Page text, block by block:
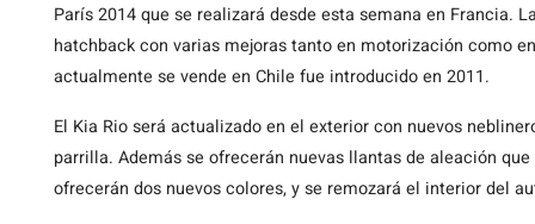
París 2014 que se realizará desde esta semana en Francia.
hatchback con varias mejoras tanto en motorización como
actualmente se vende en Chile fue introducido en 2011.
El Kia Rio será actualizado en el exterior con nuevos
parrilla. Además se ofrecerán nuevas llantas de aleación
ofrecerán dos nuevos colores, y se remozará el interior del